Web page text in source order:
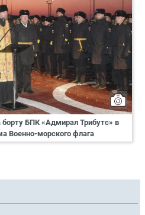
БПК «Адмирал Трибутс» в
Военно-морского флага